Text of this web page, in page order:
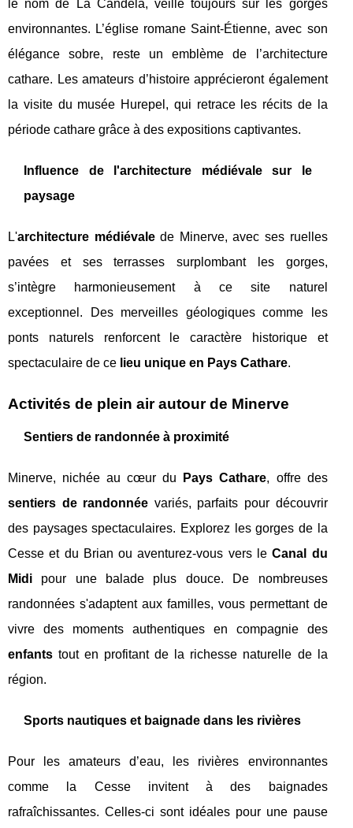
le nom de La Candela, veille toujours sur les gorges
environnantes. L’église romane Saint-Étienne, avec son
élégance sobre, reste un emblème de l’architecture
cathare. Les amateurs d’histoire apprécieront également
la visite du musée Hurepel, qui retrace les récits de la
période cathare grâce à des expositions captivantes.
Influence de l'architecture médiévale sur le
paysage
L'architecture médiévalede Minerve, avec ses ruelles
pavées et ses terrasses surplombant les gorges,
s’intègre harmonieusement à ce site naturel
exceptionnel. Des merveilles géologiques comme les
ponts naturels renforcent le caractère historique et
spectaculaire de ce lieu unique en Pays Cathare.
Activités de plein air autour de Minerve
Sentiers de randonnée à proximité
Minerve, nichée au cœur du Pays Cathare, offre des
sentiers de randonnée variés, parfaits pour découvrir
des paysages spectaculaires. Explorez les gorges de la
Cesse et du Brian ou aventurez-vous vers leCanal du
Midi pour une balade plus douce. De nombreuses
randonnées s'adaptent aux familles, vous permettant de
vivre des moments authentiques en compagnie des
enfants tout en profitant de la richesse naturelle de la
région.
Sports nautiques et baignade dans les rivières
Pour les amateurs d’eau, les rivières environnantes
comme la Cesse invitent à des baignades
rafraîchissantes. Celles-ci sont idéales pour une pause